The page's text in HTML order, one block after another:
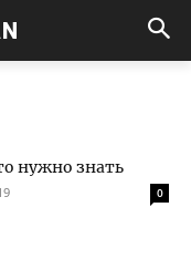
нужно знать
0